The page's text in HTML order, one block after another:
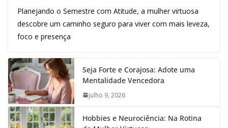
Planejando o Semestre com Atitude, a mulher virtuosa
descobre um caminho seguro para viver com mais leveza,
foco e presença
Seja Forte e Corajosa: Adote uma
Mentalidade Vencedora
julho 9, 2026
Hobbies e Neurociência: Na Rotina